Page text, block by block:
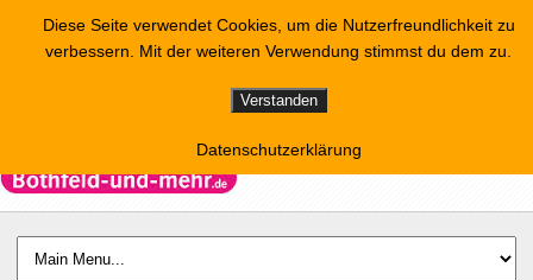
Diese Seite verwendet Cookies, um die Nutzerfreundlichkeit zu
verbessern. Mit der weiteren Verwendung stimmst du dem zu.
Verstanden
Datenschutzerklärung